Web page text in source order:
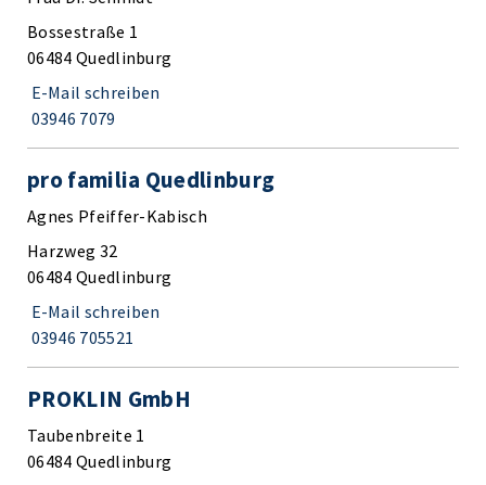
Bossestraße 1
06484 Quedlinburg
E-Mail schreiben
03946 7079
pro familia Quedlinburg
Agnes Pfeiffer-Kabisch
Harzweg 32
06484 Quedlinburg
E-Mail schreiben
03946 705521
PROKLIN GmbH
Taubenbreite 1
06484 Quedlinburg